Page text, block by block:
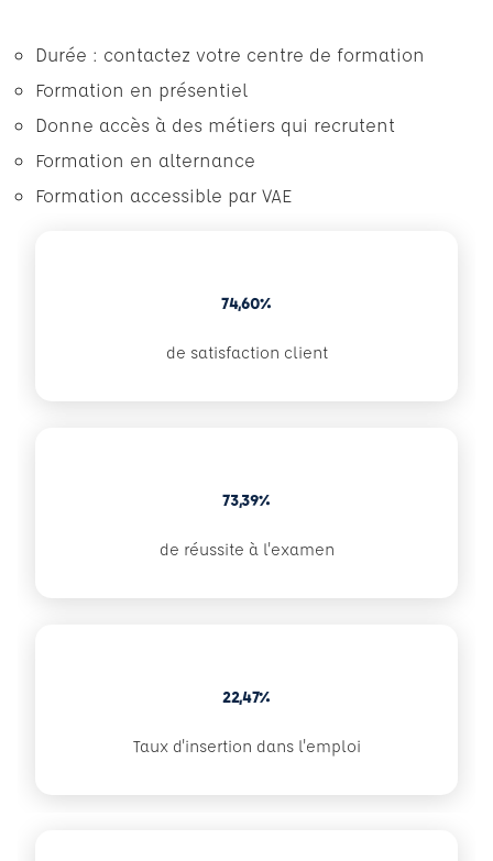
Durée : contactez votre centre de formation
Formation en présentiel
Donne accès à des métiers qui recrutent
Formation en alternance
Formation accessible par VAE
74,60%
de satisfaction client
73,39%
de réussite à l'examen
22,47%
Taux d'insertion dans l'emploi